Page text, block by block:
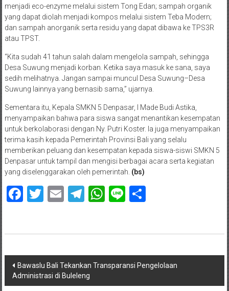
menjadi eco-enzyme melalui sistem Tong Edan; sampah organik
yang dapat diolah menjadi kompos melalui sistem Teba Modern;
dan sampah anorganik serta residu yang dapat dibawa ke TPS3R
atau TPST.
“Kita sudah 41 tahun salah dalam mengelola sampah, sehingga
Desa Suwung menjadi korban. Ketika saya masuk ke sana, saya
sedih melihatnya. Jangan sampai muncul Desa Suwung–Desa
Suwung lainnya yang bernasib sama,” ujarnya.
Sementara itu, Kepala SMKN 5 Denpasar, I Made Budi Astika,
menyampaikan bahwa para siswa sangat menantikan kesempatan
untuk berkolaborasi dengan Ny. Putri Koster. Ia juga menyampaikan
terima kasih kepada Pemerintah Provinsi Bali yang selalu
memberikan peluang dan kesempatan kepada siswa-siswi SMKN 5
Denpasar untuk tampil dan mengisi berbagai acara serta kegiatan
yang diselenggarakan oleh pemerintah. (bs)
Facebook
Twitter
EmailTelegram
WhatsApp
LineShare
Navigasi
pos
Bawaslu Bali Tekankan Transparansi Pengelolaan
Administrasi di Buleleng